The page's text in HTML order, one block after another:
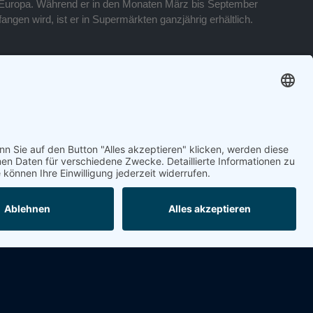
wird, ist er in Supermärkten ganzjährig erhältlich.
Vitamin E, als auch Vitamin A und B12 finden sich